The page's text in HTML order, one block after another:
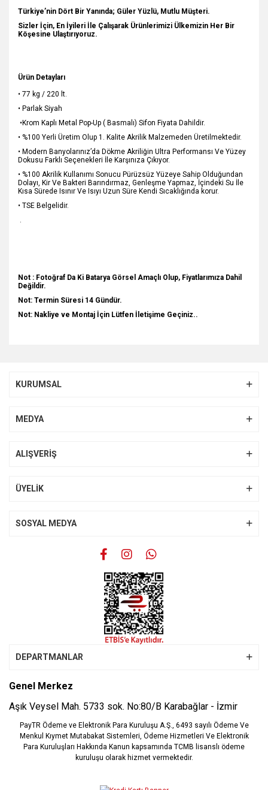
Türkiye’nin Dört Bir Yanında; Güler Yüzlü, Mutlu Müşteri.
Sizler İçin, En İyileri İle Çalışarak Ürünlerimizi Ülkemizin Her Bir
Köşesine Ulaştırıyoruz.
Ürün Detayları
• 77 kg / 220 lt.
• Parlak Siyah
•Krom Kaplı Metal Pop-Up ( Basmalı) Sifon Fiyata Dahildir.
• %100 Yerli Üretim Olup 1. Kalite Akrilik Malzemeden Üretilmektedir.
• Modern Banyolarınız’da Dökme Akriliğin Ultra Performansı Ve Yüzey
Dokusu Farklı Seçenekleri İle Karşınıza Çıkıyor.
• %100 Akrilik Kullanımı Sonucu Pürüzsüz Yüzeye Sahip Olduğundan
Dolayı, Kir Ve Bakteri Barındırmaz, Genleşme Yapmaz, İçindeki Su İle
Kısa Sürede Isınır Ve Isıyı Uzun Süre Kendi Sıcaklığında korur.
• TSE Belgelidir.
.
Not : Fotoğraf Da Ki Batarya Görsel Amaçlı Olup, Fiyatlarımıza Dahil
Değildir.
Not: Termin Süresi 14 Gündür.
Not: Nakliye ve Montaj İçin Lütfen İletişime Geçiniz..
Görüş ve önerileriniz için teşekkür ederiz.
Ürün resmi kalitesiz, bozuk veya görüntülenemiyor.
Ürün bilgilerinde hatalar bulunuyor.
Gönder
KURUMSAL
MEDYA
ALIŞVERİŞ
ÜYELİK
SOSYAL MEDYA
DEPARTMANLAR
Genel Merkez
Aşık Veysel Mah. 5733 sok. No:80/B Karabağlar - İzmir
PayTR Ödeme ve Elektronik Para Kuruluşu A.Ş., 6493 sayılı Ödeme Ve
Menkul Kıymet Mutabakat Sistemleri, Ödeme Hizmetleri Ve Elektronik
Para Kuruluşları Hakkında Kanun kapsamında TCMB lisanslı ödeme
kuruluşu olarak hizmet vermektedir.